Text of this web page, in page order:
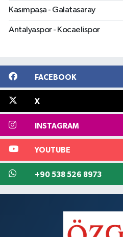
Kasımpaşa - Galatasaray
Antalyaspor - Kocaelispor
FACEBOOK
X
INSTAGRAM
YOUTUBE
+90 538 526 8973